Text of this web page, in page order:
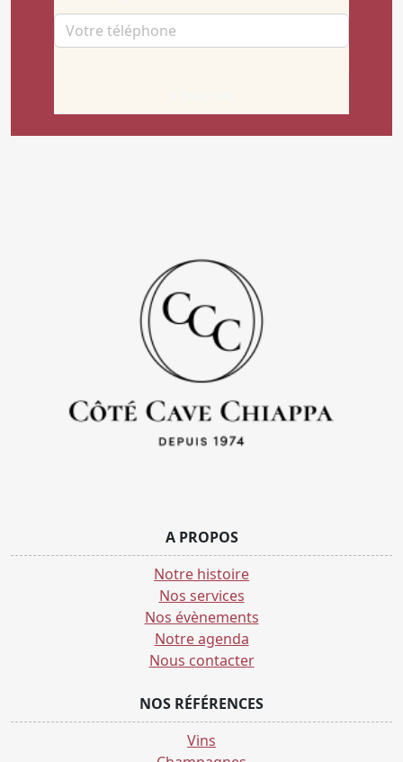
A PROPOS
Notre histoire
Nos services
Nos évènements
Notre agenda
Nous contacter
NOS RÉFÉRENCES
Vins